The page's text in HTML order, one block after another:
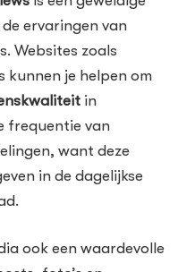
ervaringen van
Websites zoals
kunnen je helpen om
in
frequentie van
want deze
in de dagelijkse
ook een waardevolle